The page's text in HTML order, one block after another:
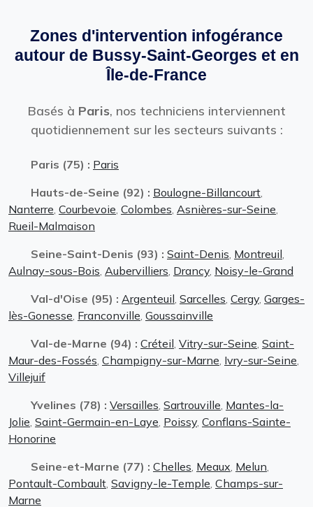
Zones d'intervention infogérance
autour de Bussy-Saint-Georges et en
Île-de-France
Basés à Paris, nos techniciens interviennent
quotidiennement sur les secteurs suivants :
Paris (75) : Paris
Hauts-de-Seine (92) : Boulogne-Billancourt
Nanterre Courbevoie Colombes Asnières-sur-Seine
Rueil-Malmaison
Seine-Saint-Denis (93) : Saint-Denis Montreuil
Aulnay-sous-Bois Aubervilliers Drancy Noisy-le-Grand
Val-d'Oise (95) : Argenteuil Sarcelles Cergy Garges-
lès-Gonesse Franconville Goussainville
Val-de-Marne (94) : Créteil Vitry-sur-Seine Saint-
Maur-des-Fossés Champigny-sur-Marne Ivry-sur-Seine
Villejuif
Yvelines (78) : Versailles Sartrouville Mantes-la-
Jolie Saint-Germain-en-Laye Poissy Conflans-Sainte-
Honorine
Seine-et-Marne (77) : Chelles Meaux Melun
Pontault-Combault Savigny-le-Temple Champs-sur-
Marne